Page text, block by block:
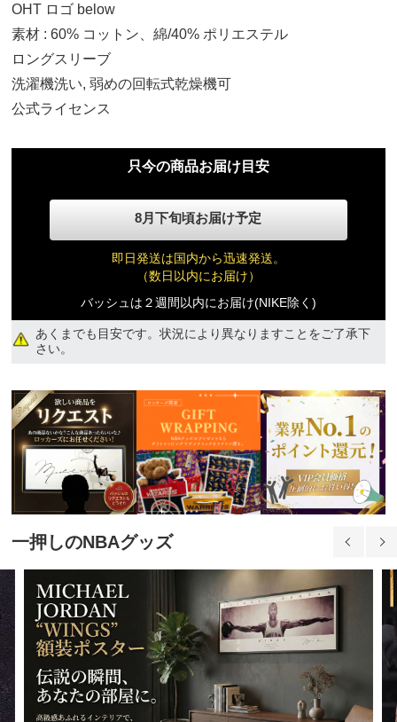
OHT ロゴ below
素材 : 60% コットン、綿/40% ポリエステル
ロングスリーブ
洗濯機洗い, 弱めの回転式乾燥機可
公式ライセンス
只今の商品お届け目安
8月下旬頃お届け予定
即日発送は国内から迅速発送。
（数日以内にお届け）
バッシュは２週間以内にお届け(NIKE除く)
あくまでも目安です。状況により異なりますことをご了承下
さい。
一押しのNBAグッズ
ジュニア S
11,120円(税込)
ジュニア M
11,120円(税込)
11,120円(税込)